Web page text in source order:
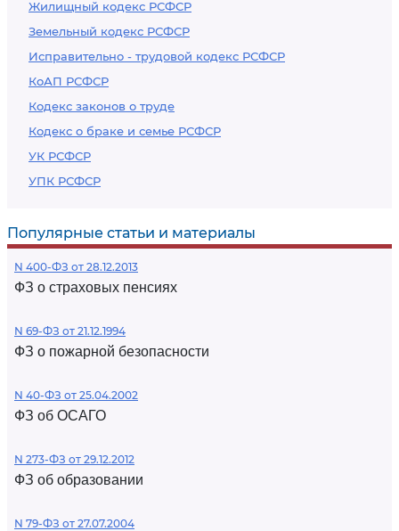
Жилищный кодекс РСФСР
Земельный кодекс РСФСР
Исправительно - трудовой кодекс РСФСР
КоАП РСФСР
Кодекс законов о труде
Кодекс о браке и семье РСФСР
УК РСФСР
УПК РСФСР
Популярные статьи и материалы
N 400-ФЗ от 28.12.2013
ФЗ о страховых пенсиях
N 69-ФЗ от 21.12.1994
ФЗ о пожарной безопасности
N 40-ФЗ от 25.04.2002
ФЗ об ОСАГО
N 273-ФЗ от 29.12.2012
ФЗ об образовании
N 79-ФЗ от 27.07.2004